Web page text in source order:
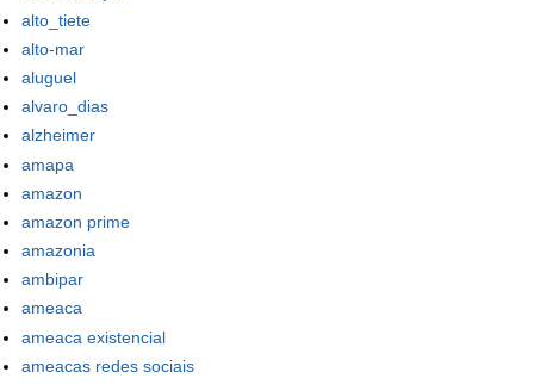
alto_tiete
alto-mar
aluguel
alvaro_dias
alzheimer
amapa
amazon
amazon prime
amazonia
ambipar
ameaca
ameaca existencial
ameacas redes sociais